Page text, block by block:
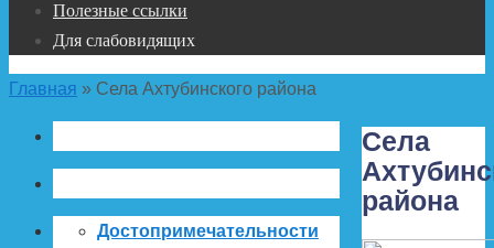
Полезные ссылки
Для слабовидящих
Главная » Села Ахтубинского района
Села
района
Достопримечательности